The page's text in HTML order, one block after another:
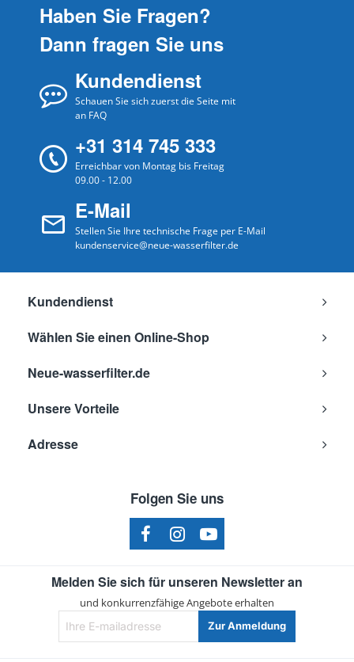
Haben Sie Fragen?
Dann fragen Sie uns
Kundendienst
Schauen Sie sich zuerst die Seite mit
an FAQ
+31 314 745 333
Erreichbar von Montag bis Freitag
09.00 - 12.00
E-Mail
Stellen Sie Ihre technische Frage per E-Mail
kundenservice@neue-wasserfilter.de
Kundendienst
Wählen Sie einen Online-Shop
Neue-wasserfilter.de
Unsere Vorteile
Adresse
Folgen Sie uns
Melden Sie sich für unseren Newsletter an
und konkurrenzfähige Angebote erhalten
E-
mailadresse
Zur Anmeldung